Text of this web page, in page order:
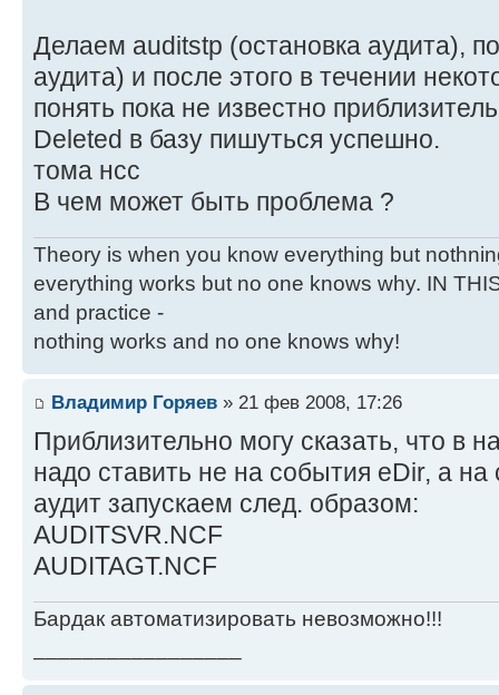
Делаем auditstp (остановка аудита),
аудита) и после этого в течении
понять пока не известно
Deleted в базу пишуться успешно.
тома нсс
В чем может быть проблема ?
Theory is when you know everything but
everything works but no one knows why. IN
and practice -
nothing works and no one knows why!
Владимир Горяев » 21 фев 2008, 17:26
Приблизительно могу сказать, что в
надо ставить не на события eDir, а
аудит запускаем след. образом:
AUDITSVR.NCF
AUDITAGT.NCF
Бардак автоматизировать невозможно!!!